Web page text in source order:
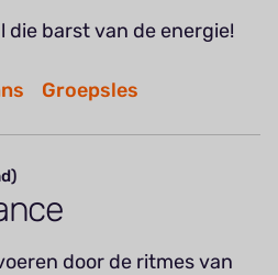
die barst van de energie!
Groepsles
door de ritmes van